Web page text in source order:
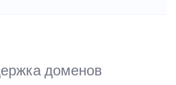
доменов